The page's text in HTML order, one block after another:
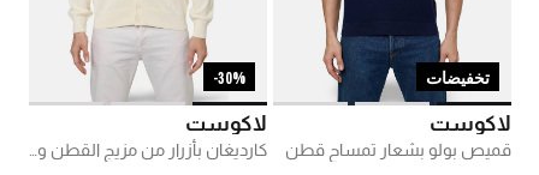
تخفيضات
لاكوست
قميص بولو بشعار تمساح قطن
30%-
لاكوست